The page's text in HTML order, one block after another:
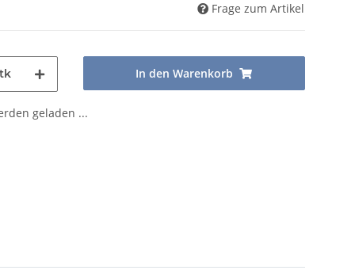
Frage zum Artikel
In den Warenkorb
geladen ...